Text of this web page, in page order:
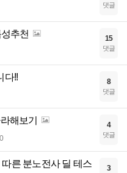
댓글
추천 15
댓글
다!! 8
댓글
해보기 4
댓글
따른 분노전사 딜 테스
3